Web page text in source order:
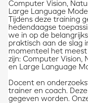
Computer Vision,
Large Language
Tijdens deze training
hedendaagse
we in op de
praktisch aan de slag
momenteel het
zijn: Computer Vision,
en Large Language
Docent en
trainer en coach.
gegeven worden.